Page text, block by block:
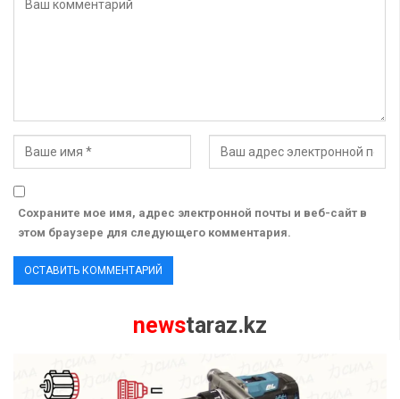
Сохраните мое имя, адрес электронной почты и веб-сайт в
этом браузере для следующего комментария.
newstaraz.kz